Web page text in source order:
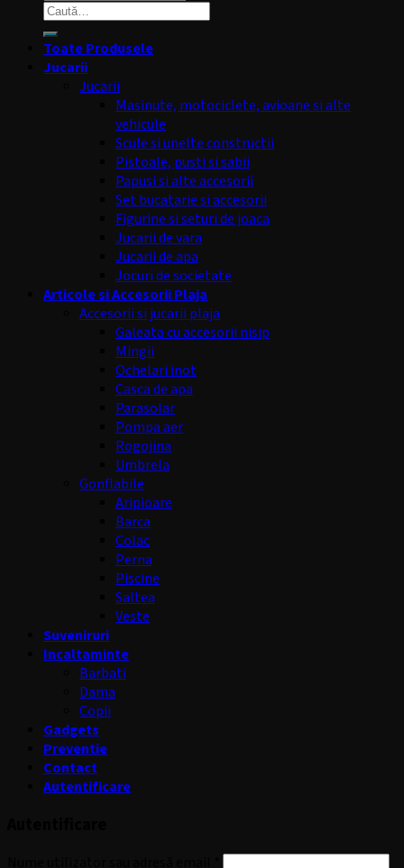
Caută
după:
Toate Produsele
Jucarii
Jucarii
Masinute, motociclete, avioane si alte
vehicule
Scule si unelte constructii
Pistoale, pusti si sabii
Papusi si alte accesorii
Set bucatarie si accesorii
Figurine si seturi de joaca
Jucarii de vara
Jucarii de apa
Jocuri de societate
Articole si Accesorii Plaja
Accesorii si jucarii plaja
Galeata cu accesorii nisip
Mingii
Ochelari inot
Casca de apa
Parasolar
Pompa aer
Rogojina
Umbrela
Gonflabile
Aripioare
Barca
Colac
Perna
Piscine
Saltea
Veste
Suveniruri
Incaltaminte
Barbati
Dama
Copii
Gadgets
Preventie
Contact
Autentificare